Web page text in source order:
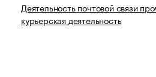
Деятельность почтовой связи
курьерская деятельность